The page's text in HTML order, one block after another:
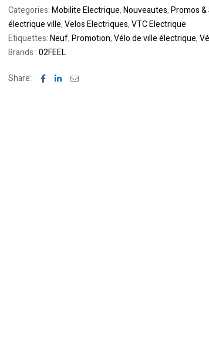
Categories:Mobilite Electrique,Nouveautes,Promos &
électrique ville,Velos Electriques,VTC Electrique
Etiquettes:Neuf,Promotion,Vélo de ville électrique,
Brands :02FEEL
Share: Facebook
LinkedinEmail